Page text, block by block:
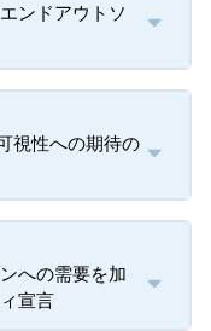
ンドアウトソ
視性への期待の
への需要を加
宣言